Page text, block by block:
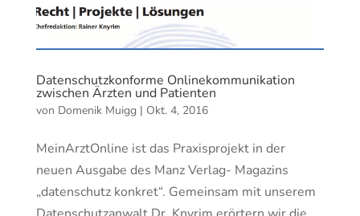
Datenschutzkonforme Onlinekommunikation
zwischen Ärzten und Patienten
von Domenik Muigg | Okt. 4, 2016
MeinArztOnline ist das Praxisprojekt in der
neuen Ausgabe des Manz Verlag- Magazins
„datenschutz konkret“. Gemeinsam mit unserem